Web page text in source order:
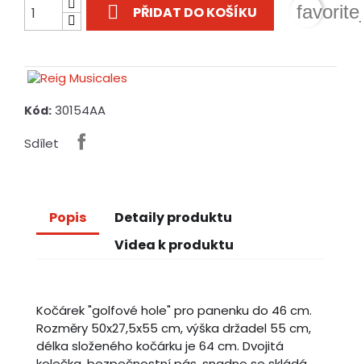
 PŘIDAT DO KOŠÍKU
Kód: 30154AA
Sdílet
Popis
Detaily produktu
Videa k produktu
Kočárek "golfové hole" pro panenku do 46 cm.
Rozměry 50x27,5x55 cm, výška držadel 55 cm,
délka složeného kočárku je 64 cm. Dvojitá